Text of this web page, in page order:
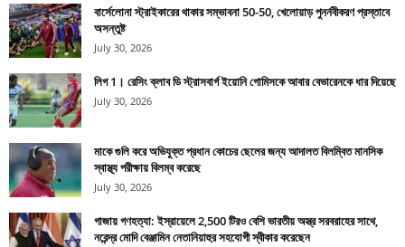
বার্সেলোনা স্ট্রাইকারের থাকার সম্ভাবনা 50-50, খেলোয়াড় পুনর্নবীকরণ প্রস্তাবে
অসন্তুষ্ট
July 30, 2026
লিগ 1। রেসিং ক্লাব ডি স্ট্রাসবার্গ ইয়োনি গোমিসকে আবার বেভারেনকে ধার দিয়েছে
July 30, 2026
মাকে গুলি করে অভিযুক্ত প্রধান কোচের ছেলের জন্য আদালত বিলম্বিত মানসিক
স্বাস্থ্য পরীক্ষায় বিলম্ব করেছে
July 30, 2026
গাজায় গণহত্যা: ইস্রায়েলে 2,500 টিরও বেশি ভারতীয় অস্ত্র সরবরাহের সাথে,
নরেন্দ্র মোদি বেঞ্জামিন নেতানিয়াহুর সহযোগী স্বীকার করেছেন